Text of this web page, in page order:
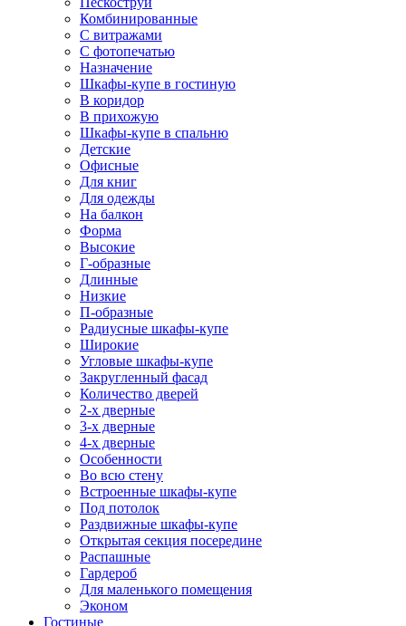
Комбинированные
С витражами
С фотопечатью
Назначение
Шкафы-купе в гостиную
В коридор
В прихожую
Шкафы-купе в спальню
Детские
Офисные
Для книг
Для одежды
На балкон
Форма
Высокие
Г-образные
Длинные
Низкие
П-образные
Радиусные шкафы-купе
Широкие
Угловые шкафы-купе
Закругленный фасад
Количество дверей
2-х дверные
3-х дверные
4-х дверные
Особенности
Во всю стену
Встроенные шкафы-купе
Под потолок
Раздвижные шкафы-купе
Открытая секция посередине
Распашные
Гардероб
Для маленького помещения
Эконом
Гостиные